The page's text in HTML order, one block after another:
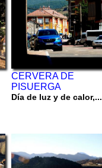
CERVERA DE
PISUERGA
Día de luz y de calor,...